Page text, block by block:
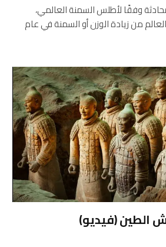
وفقًا لأطلس السمنة العالمي،
العالم من زيادة الوزن أو السمنة في عام
الطين (فيديو)